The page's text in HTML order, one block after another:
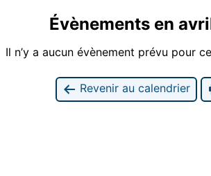
Évènements en
Il n’y a aucun évènement prévu pour
Revenir au calendrier